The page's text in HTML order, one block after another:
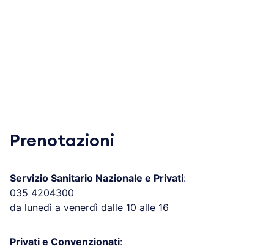
Prenotazioni
Servizio Sanitario Nazionale e Privati:
035 4204300
da lunedì a venerdì dalle 10 alle 16
Privati e Convenzionati: